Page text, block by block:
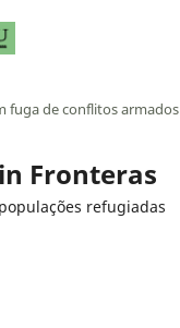
fuga de conflitos armados
Fronteras
refugiadas